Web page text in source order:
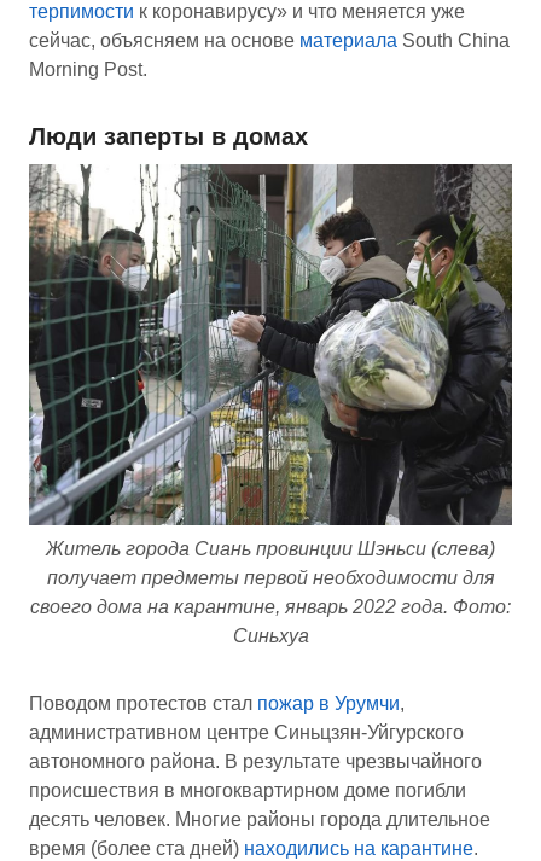
терпимости к коронавирусу» и что меняется уже
сейчас, объясняем на основе материала South China
Morning Post.
Люди заперты в домах
Житель города Сиань провинции Шэньси (слева)
получает предметы первой необходимости для
своего дома на карантине, январь 2022 года. Фото:
Синьхуа
Поводом протестов стал пожар в Урумчи,
административном центре Синьцзян-Уйгурского
автономного района. В результате чрезвычайного
происшествия в многоквартирном доме погибли
десять человек. Многие районы города длительное
время (более ста дней) находились на карантине.